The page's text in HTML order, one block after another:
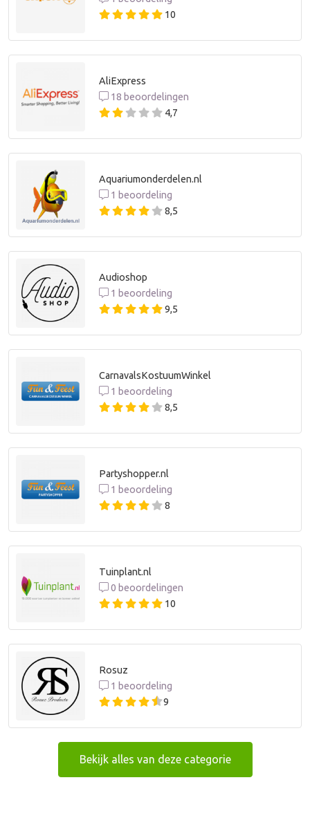
10
AliExpress
18 beoordelingen
4,7
Aquariumonderdelen.nl
1 beoordeling
8,5
Audioshop
1 beoordeling
9,5
CarnavalsKostuumWinkel
1 beoordeling
8,5
Partyshopper.nl
1 beoordeling
8
Tuinplant.nl
0 beoordelingen
10
Rosuz
1 beoordeling
9
Bekijk alles van deze categorie